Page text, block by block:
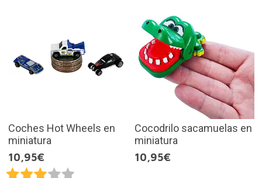
Coches Hot Wheels en
miniatura
10,95€
Cocodrilo sacamuelas en
miniatura
10,95€